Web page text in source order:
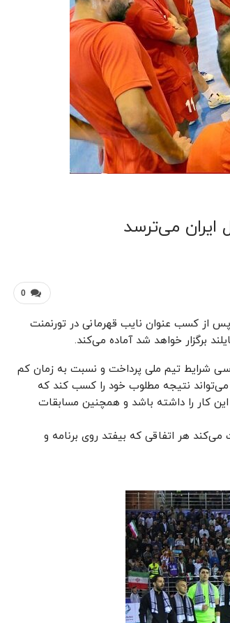
ایران می‌ترسد
0
از کسب عنوان نایب قهرمانی در تورنمنت
شرایط تیم ملی پرداخت و نسبت به زمان کم
می‌تواند نتیجه مطلوب خود را کسب کند که
کار را داشته باشد و همچنین مسابقات
هر اتفاقی که بیفتد روی برنامه و